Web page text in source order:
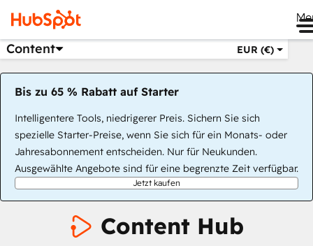
Content EUR (€)
Bis zu 65 % Rabatt auf Starter
Intelligentere Tools, niedrigerer Preis. Sichern Sie sich
spezielle Starter-Preise, wenn Sie sich für ein Monats- oder
Jahresabonnement entscheiden. Nur für Neukunden.
Ausgewählte Angebote sind für eine begrenzte Zeit verfügbar.
Jetzt kaufen
Content Hub